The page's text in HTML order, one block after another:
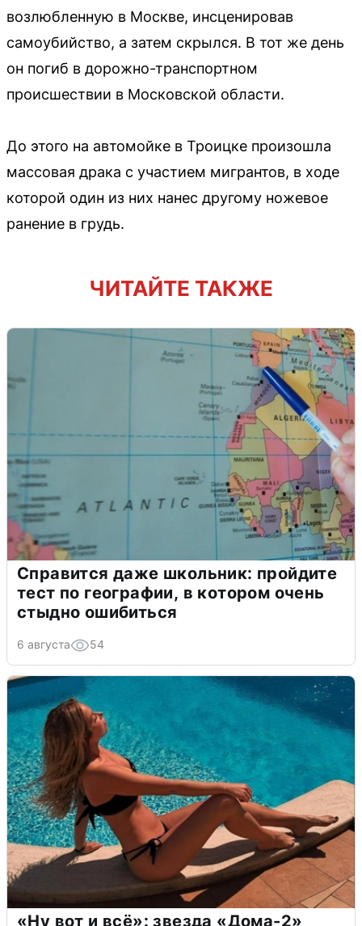
возлюбленную в Москве, инсценировав
самоубийство, а затем скрылся. В тот же день
он погиб в дорожно-транспортном
происшествии в Московской области.
До этого на автомойке в Троицке произошла
массовая драка с участием мигрантов, в ходе
которой один из них нанес другому ножевое
ранение в грудь.
ЧИТАЙТЕ ТАКЖЕ
Справится даже школьник: пройдите
тест по географии, в котором очень
стыдно ошибиться
6 августа 54
«Ну вот и всё»: звезда «Дома-2»